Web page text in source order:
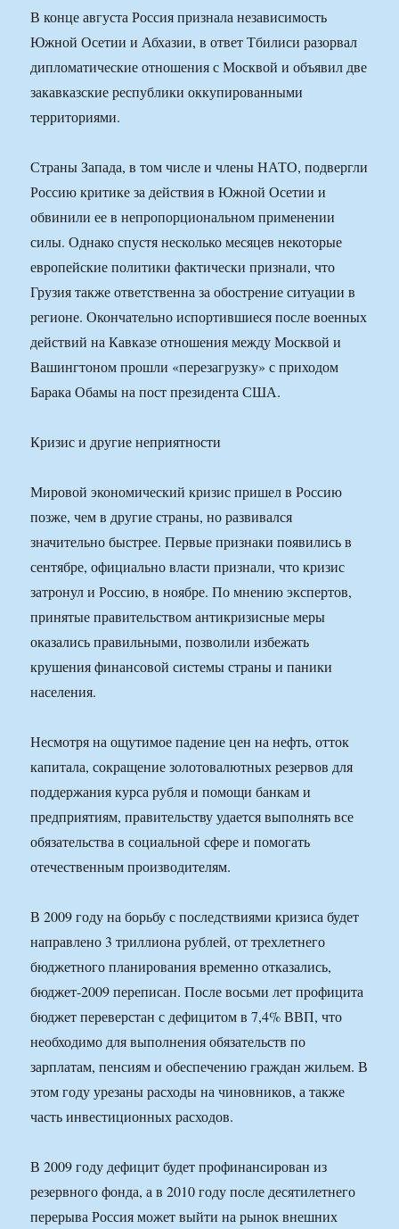
В конце августа Россия признала независимость
Южной Осетии и Абхазии, в ответ Тбилиси разорвал
дипломатические отношения с Москвой и объявил две
закавказские республики оккупированными
территориями.
Страны Запада, в том числе и члены НАТО, подвергли
Россию критике за действия в Южной Осетии и
обвинили ее в непропорциональном применении
силы. Однако спустя несколько месяцев некоторые
европейские политики фактически признали, что
Грузия также ответственна за обострение ситуации в
регионе. Окончательно испортившиеся после военных
действий на Кавказе отношения между Москвой и
Вашингтоном прошли «перезагрузку» с приходом
Барака Обамы на пост президента США.
Кризис и другие неприятности
Мировой экономический кризис пришел в Россию
позже, чем в другие страны, но развивался
значительно быстрее. Первые признаки появились в
сентябре, официально власти признали, что кризис
затронул и Россию, в ноябре. По мнению экспертов,
принятые правительством антикризисные меры
оказались правильными, позволили избежать
крушения финансовой системы страны и паники
населения.
Несмотря на ощутимое падение цен на нефть, отток
капитала, сокращение золотовалютных резервов для
поддержания курса рубля и помощи банкам и
предприятиям, правительству удается выполнять все
обязательства в социальной сфере и помогать
отечественным производителям.
В 2009 году на борьбу с последствиями кризиса будет
направлено 3 триллиона рублей, от трехлетнего
бюджетного планирования временно отказались,
бюджет-2009 переписан. После восьми лет профицита
бюджет переверстан с дефицитом в 7,4% ВВП, что
необходимо для выполнения обязательств по
зарплатам, пенсиям и обеспечению граждан жильем. В
этом году урезаны расходы на чиновников, а также
часть инвестиционных расходов.
В 2009 году дефицит будет профинансирован из
резервного фонда, а в 2010 году после десятилетнего
перерыва Россия может выйти на рынок внешних